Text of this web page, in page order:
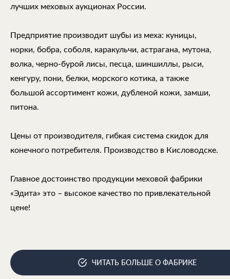
лучших меховых аукционах России.
Предприятие производит шубы из меха: куницы,
норки, бобра, соболя, каракульчи, астрагана, мутона,
волка, черно-бурой лисы, песца, шиншиллы, рыси,
кенгуру, пони, белки, морского котика, а также
большой ассортимент кожи, дубленой кожи, замши,
питона.
Цены от производителя, гибкая система скидок для
конечного потребителя. Производство в Кисловодске.
Главное достоинство продукции меховой фабрики
«Эдита» это – высокое качество по привлекательной
цене!
ЧИТАТЬ БОЛЬШЕ О ФАБРИКЕ